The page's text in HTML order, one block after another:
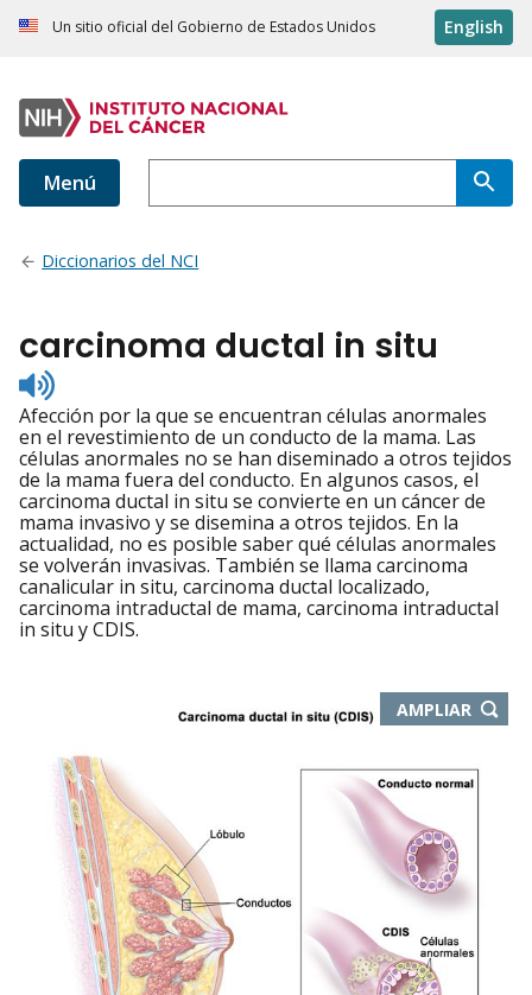
Un sitio oficial del Gobierno de Estados Unidos English
Menú
Diccionarios del NCI
carcinoma ductal in situ
Listen
to
pronunciation
Afección por la que se encuentran células anormales
en el revestimiento de un conducto de la mama. Las
células anormales no se han diseminado a otros tejidos
de la mama fuera del conducto. En algunos casos, el
carcinoma ductal in situ se convierte en un cáncer de
mama invasivo y se disemina a otros tejidos. En la
actualidad, no es posible saber qué células anormales
se volverán invasivas. También se llama carcinoma
canalicular in situ, carcinoma ductal localizado,
carcinoma intraductal de mama, carcinoma intraductal
in situ y CDIS.
AMPLIAR-
ABRE
NUEVA